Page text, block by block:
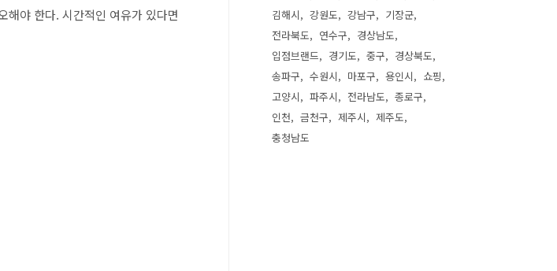
해야 한다. 시간적인 여유가 있다면
김해시
강원도 강남구
기장군
전라북도
연수구
경상남도
입점브랜드
경기도 중구
경상북도
송파구
수원시 마포구 용인시
쇼핑
고양시
파주시 전라남도
종로구
인천
금천구 제주시
제주도
충청남도